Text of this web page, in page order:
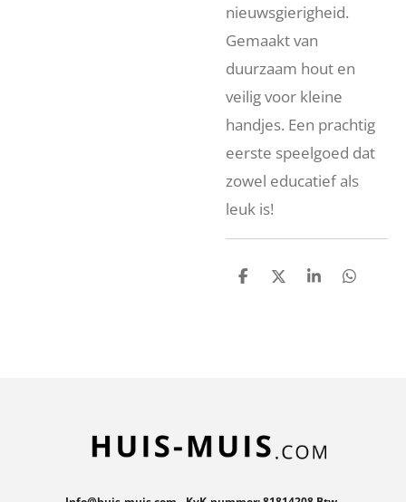
nieuwsgierigheid.
Gemaakt van
duurzaam hout en
veilig voor kleine
handjes. Een prachtig
eerste speelgoed dat
zowel educatief als
leuk is!
D
D
S
D